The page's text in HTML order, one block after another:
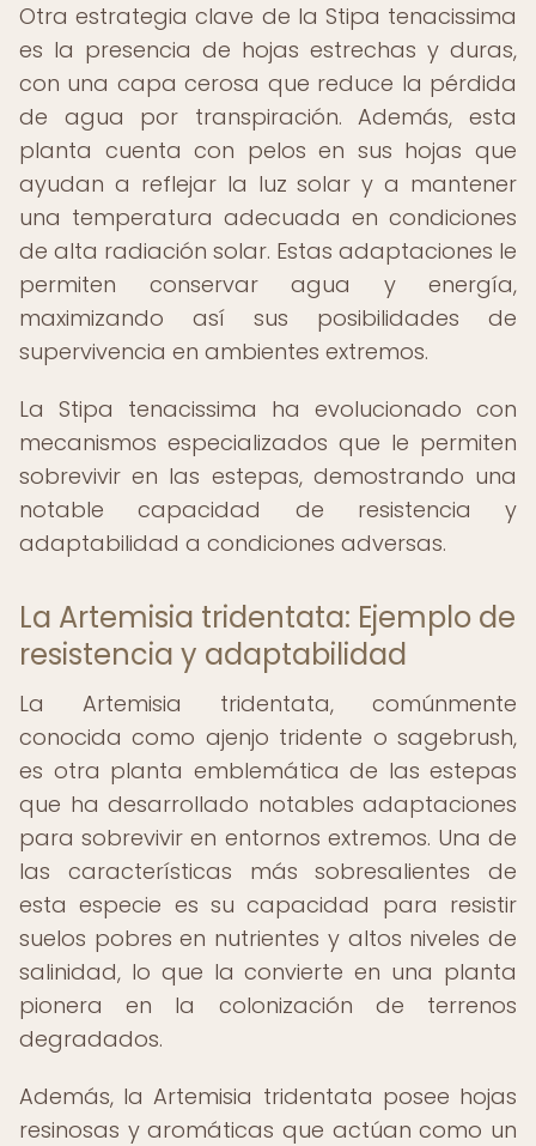
Otra estrategia clave de la Stipa tenacissima
es la presencia de hojas estrechas y duras,
con una capa cerosa que reduce la pérdida
de agua por transpiración. Además, esta
planta cuenta con pelos en sus hojas que
ayudan a reflejar la luz solar y a mantener
una temperatura adecuada en condiciones
de alta radiación solar. Estas adaptaciones le
permiten conservar agua y energía,
maximizando así sus posibilidades de
supervivencia en ambientes extremos.
La Stipa tenacissima ha evolucionado con
mecanismos especializados que le permiten
sobrevivir en las estepas, demostrando una
notable capacidad de resistencia y
adaptabilidad a condiciones adversas.
La Artemisia tridentata: Ejemplo de
resistencia y adaptabilidad
La Artemisia tridentata, comúnmente
conocida como ajenjo tridente o sagebrush,
es otra planta emblemática de las estepas
que ha desarrollado notables adaptaciones
para sobrevivir en entornos extremos. Una de
las características más sobresalientes de
esta especie es su capacidad para resistir
suelos pobres en nutrientes y altos niveles de
salinidad, lo que la convierte en una planta
pionera en la colonización de terrenos
degradados.
Además, la Artemisia tridentata posee hojas
resinosas y aromáticas que actúan como un